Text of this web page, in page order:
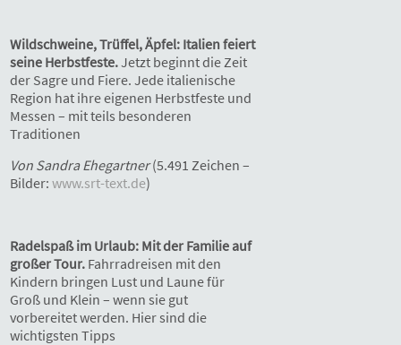
Wildschweine, Trüffel, Äpfel: Italien feiert
seine Herbstfeste.Jetzt beginnt die Zeit
der Sagre und Fiere. Jede italienische
Region hat ihre eigenen Herbstfeste und
Messen – mit teils besonderen
Traditionen
Von Sandra Ehegartner(5.491 Zeichen –
Bilder: www.srt-text.de)
Radelspaß im Urlaub: Mit der Familie auf
großer Tour. Fahrradreisen mit den
Kindern bringen Lust und Laune für
Groß und Klein – wenn sie gut
vorbereitet werden. Hier sind die
wichtigsten Tipps